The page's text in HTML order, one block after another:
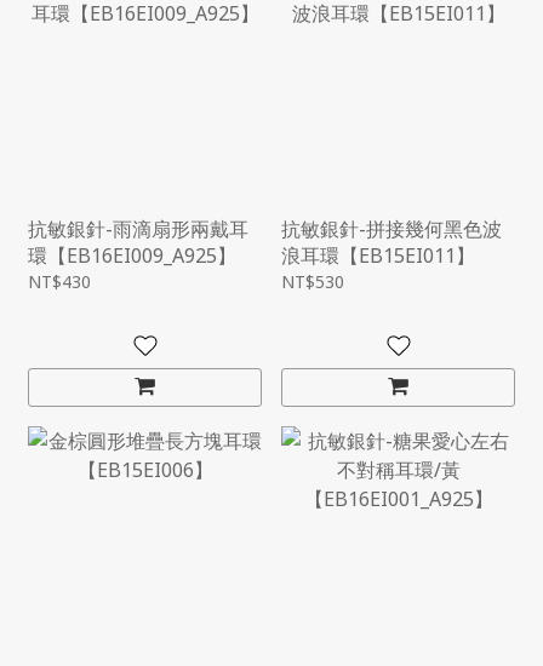
抗敏銀針-雨滴扇形兩戴耳
環【EB16EI009_A925】
NT$430
抗敏銀針-拼接幾何黑色波
浪耳環【EB15EI011】
NT$530